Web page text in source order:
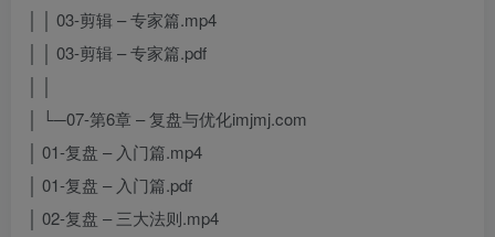
│ │ 03-剪辑 – 专家篇.mp4
│ │ 03-剪辑 – 专家篇.pdf
│ └─07-第6章 – 复盘与优化imjmj.com
│ 01-复盘 – 入门篇.mp4
│ 01-复盘 – 入门篇.pdf
│ 02-复盘 – 三大法则.mp4